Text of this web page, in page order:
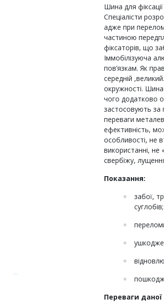
Шина для
Спеціалісти
адже при
частиною
фіксаторів, що
Іммобілізуюча
пов’язкам. Як
середній
окружності.
чого додатково
застосовують за
переваги
ефективність,
особливості, не
використанні, не
свербіжу,
Показання:
забої,
суглобів;
Переваги